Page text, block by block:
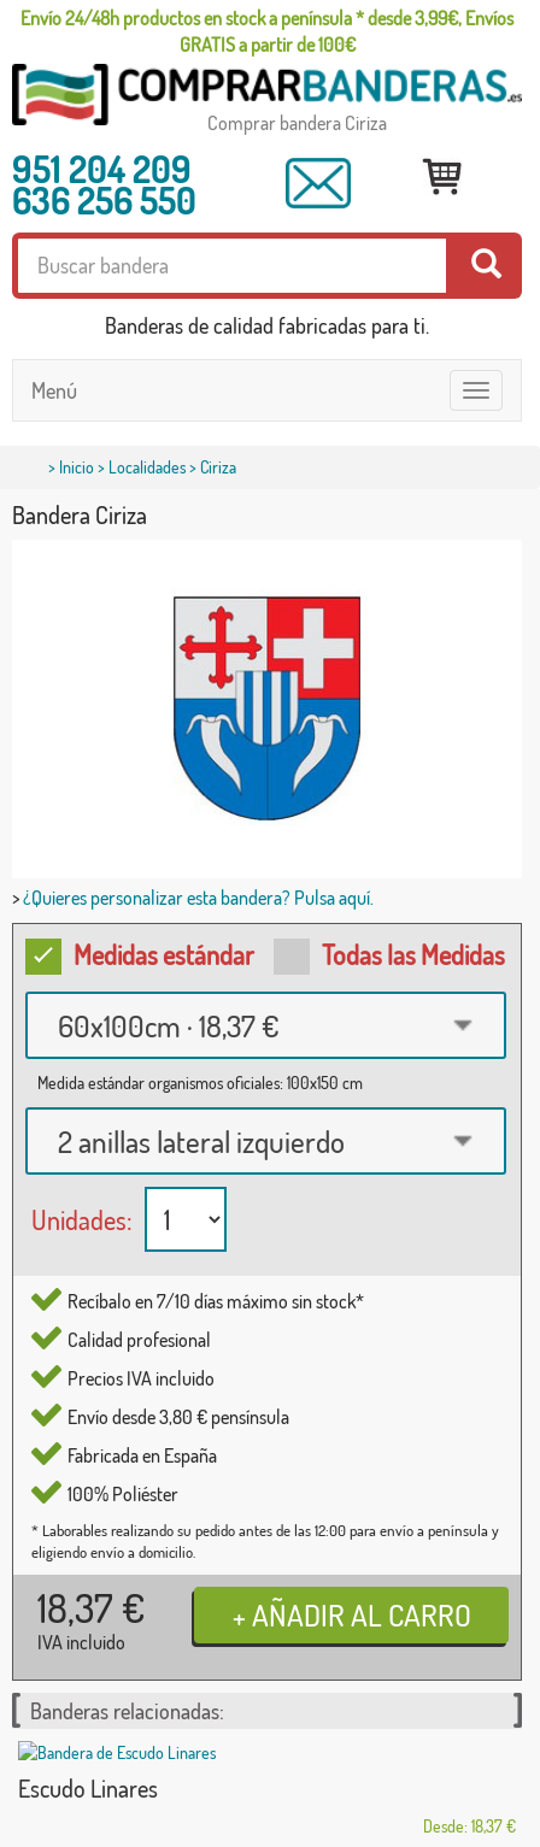
Envío 24/48h productos en stock a península * desde 3,99€, Envíos
GRATIS a partir de 100€
Comprar bandera Ciriza
951 204 209
636 256 550
Banderas de calidad fabricadas para ti.
Toggle
navigation
Menú
> Inicio> Localidades> Ciriza
Bandera Ciriza
>¿Quieres personalizar esta bandera? Pulsa aquí.
Medidas estándar Todas las Medidas
60x100cm · 18,37 €
Medida estándar organismos oficiales: 100x150 cm
2 anillas lateral izquierdo
Unidades:
Recíbalo en 7/10 días máximo sin stock*
Calidad profesional
Precios IVA incluido
Envío desde 3,80 € pensínsula
Fabricada en España
100% Poliéster
* Laborables realizando su pedido antes de las 12:00 para envío a península y
eligiendo envío a domicilio.
18,37 €
IVA incluido
Banderas relacionadas:
Escudo Linares
Desde: 18,37 €